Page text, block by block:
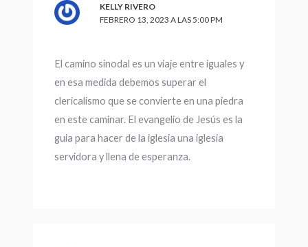
KELLY RIVERO
FEBRERO 13, 2023 A LAS 5:00 PM
El camino sinodal es un viaje entre iguales y
en esa medida debemos superar el
clericalismo que se convierte en una piedra
en este caminar. El evangelio de Jesús es la
guia para hacer de la iglesia una iglesia
servidora y llena de esperanza.